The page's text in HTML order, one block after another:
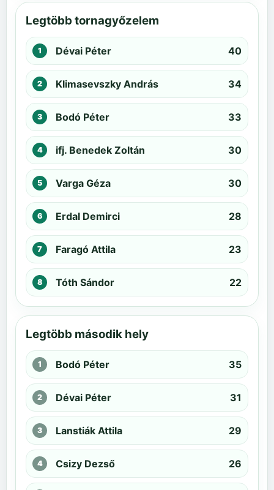
Legtöbb tornagyőzelem
Dévai Péter 40
Klimasevszky András 34
Bodó Péter 33
ifj. Benedek Zoltán 30
Varga Géza 30
Erdal Demirci 28
Faragó Attila 23
Tóth Sándor 22
Legtöbb második hely
Bodó Péter 35
Dévai Péter 31
Lanstiák Attila 29
Csizy Dezső 26